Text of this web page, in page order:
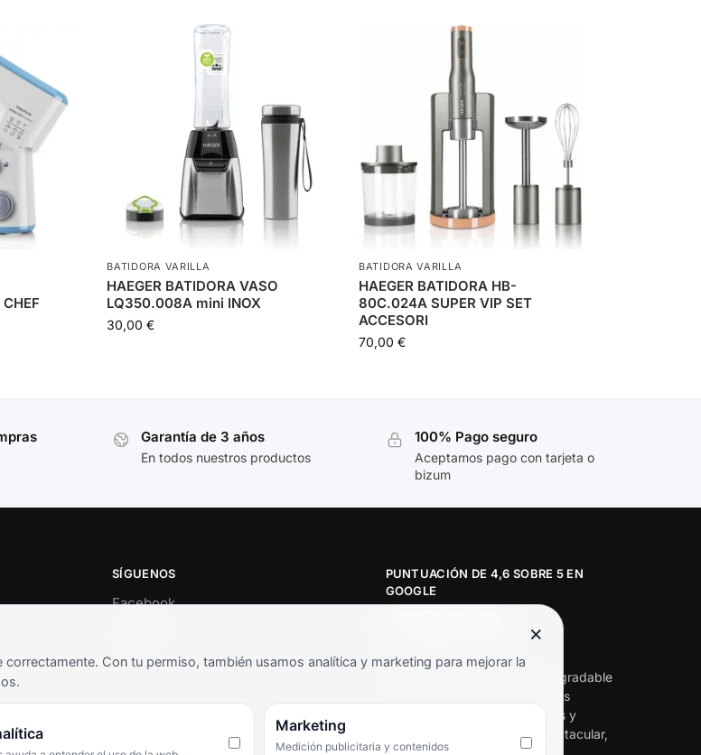
BATIDORA VARILLA
HAEGER BATIDORA VASO
LQ350.008A mini INOX
30,00€
BATIDORA VARILLA
HAEGER BATIDORA HB-
80C.024A SUPER VIP SET
ACCESORI
70,00€
Garantía de 3 años
En todos nuestros productos
100% Pago seguro
Aceptamos pago con tarjeta o
bizum
SÍGUENOS
Facebook
PUNTUACIÓN DE 4,6 SOBRE 5 EN
GOOGLE
★★★★★
«Servicio de calidad y trato agradable
con precios excelentes. Hemos
comprado en varias ocasiones y
siempre dan respuesta. Espectacular,
×
Con tu permiso, también usamos analítica y marketing para mejorar la
Marketing
Medición publicitaria y contenidos